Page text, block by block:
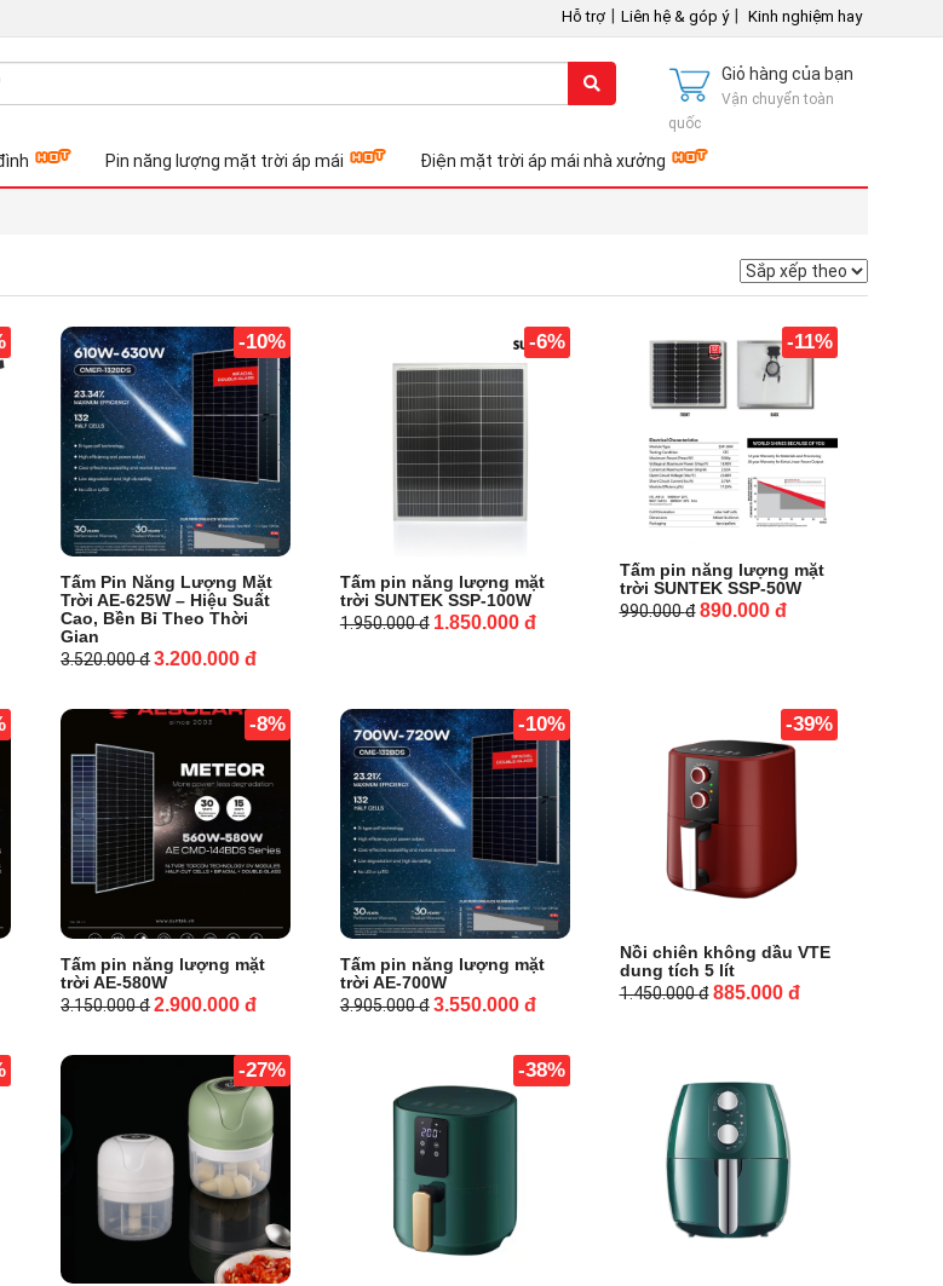
Hỗ trợ Liên hệ & góp ý Kinh nghiệm hay
Giỏ hàng của bạn
Vận chuyển toàn
quốc
Pin năng lượng mặt trời áp mái Điện mặt trời áp mái nhà xưởng
-10%
Tấm Pin Năng Lượng Mặt
Trời AE-625W – Hiệu Suất
Cao, Bền Bỉ Theo Thời
Gian
3.520.000đ3.200.000đ
-6%
Tấm pin năng lượng mặt
trời SUNTEK SSP-100W
1.950.000đ 1.850.000 đ
-11%
Tấm pin năng lượng mặt
trời SUNTEK SSP-50W
990.000đ 890.000 đ
-8%
Tấm pin năng lượng mặt
trời AE-580W
3.150.000đ2.900.000đ
-10%
Tấm pin năng lượng mặt
trời AE-700W
3.905.000đ3.550.000 đ
-39%
Nồi chiên không dầu VTE
dung tích 5 lít
1.450.000đ 885.000 đ
-27% -38%